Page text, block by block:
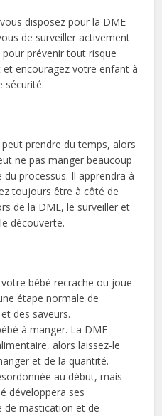
disposez pour la DME
de surveiller activement
prévenir tout risque
et encouragez votre enfant à
sécurité.
prendre du temps, alors
ne pas manger beaucoup
processus. Il apprendra à
toujours être à côté de
de la DME, le surveiller et
découverte.
bébé recrache ou joue
étape normale de
des saveurs.
à manger. La DME
alors laissez-le
et de la quantité.
au début, mais
développera ses
de mastication et de